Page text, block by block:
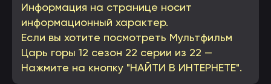
Информация на странице носит
информационный характер.
Если вы хотите посмотреть Мультфильм
Царь горы 12 сезон 22 серии из 22 —
Нажмите на кнопку "НАЙТИ В ИНТЕРНЕТЕ".